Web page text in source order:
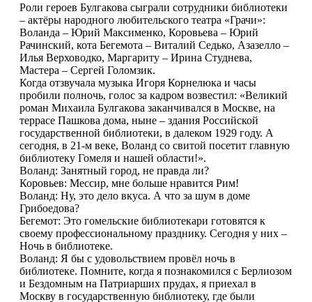
Роли героев Булгакова сыграли сотрудники библиотеки
– актёры народного любительского театра «Грачи»:
Воланда – Юрий Максименко, Коровьева – Юрий
Рачинский, кота Бегемота – Виталий Седько, Азазелло –
Илья Верховодко, Маргариту – Ирина Студнева,
Мастера – Сергей Голомзик.
Когда отзвучала музыка Игоря Корнелюка и часы
пробили полночь, голос за кадром возвестил: «Великий
роман Михаила Булгакова заканчивался в Москве, на
террасе Пашкова дома, ныне – здания Российской
государственной библиотеки, в далеком 1929 году. А
сегодня, в 21-м веке, Воланд со свитой посетит главную
библиотеку Гомеля и нашей области!».
Воланд: Занятный город, не правда ли?
Коровьев: Мессир, мне больше нравится Рим!
Воланд: Ну, это дело вкуса. А что за шум в доме
Грибоедова?
Бегемот: Это гомельские библиотекари готовятся к
своему профессиональному празднику. Сегодня у них –
Ночь в библиотеке.
Воланд: Я бы с удовольствием провёл ночь в
библиотеке. Помните, когда я познакомился с Берлиозом
и Бездомным на Патриарших прудах, я приехал в
Москву в государственную библиотеку, где были